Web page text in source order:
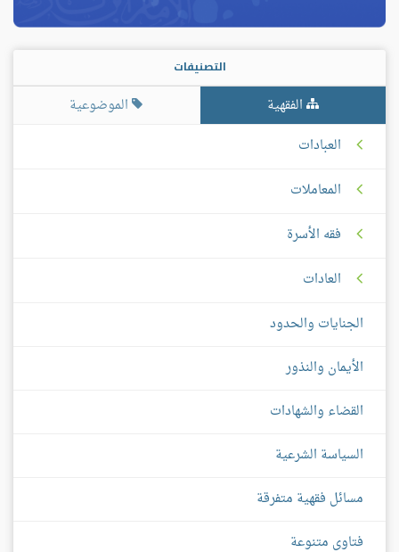
التصنيفات
الفقهية
الموضوعية
العبادات
المعاملات
فقه الأسرة
العادات
الجنايات والحدود
الأيمان والنذور
القضاء والشهادات
السياسة الشرعية
مسائل فقهية متفرقة
فتاوى متنوعة